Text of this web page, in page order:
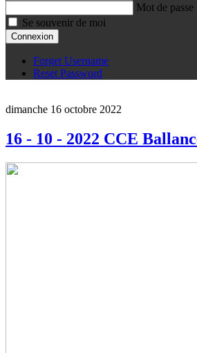
Mot de passe
Se souvenir de moi
Connexion
Forget Username
Reset Password
dimanche 16 octobre 2022
16 - 10 - 2022 CCE